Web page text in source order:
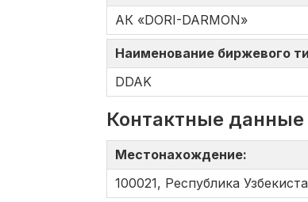
АК «DORI-DARMON»
Наименование биржевого
DDAK
Контактные данные
Местонахождение:
100021, Республика